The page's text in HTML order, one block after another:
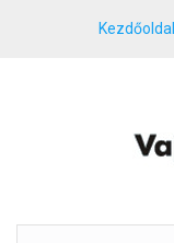
Kezdőoldal